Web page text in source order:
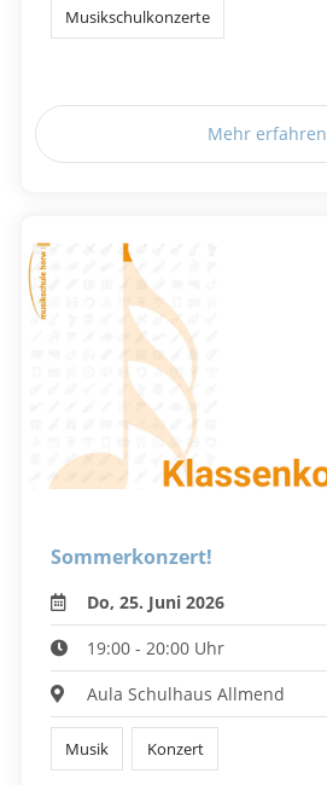
Musikschulkonzerte
Mehr erfahren
Sommerkonzert!
Do, 25. Juni 2026
19:00 - 20:00 Uhr
Aula Schulhaus Allmend
Musik Konzert